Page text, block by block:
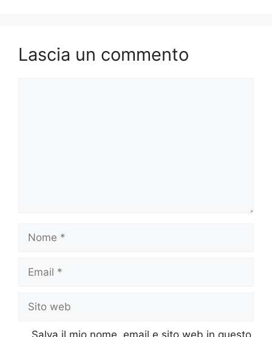
Lascia un commento
web
Salva il mio nome, email e sito web in questo